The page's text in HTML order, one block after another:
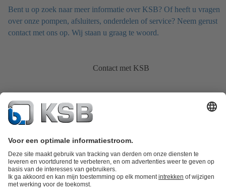
Bent u op zoek naar meer informatie over KSB? Of heeft u vragen
over onze pompen, afsluiters, onderdelen of service? Neem gerust
contact met ons op. Wij staan u graag te woord.
Contact met KSB
Productcatalogus